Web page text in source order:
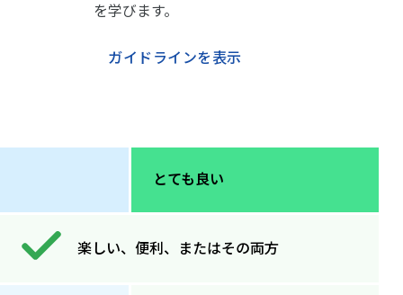
を学びます。
ガイドラインを表示
とても良い
楽しい、便利、またはその両方